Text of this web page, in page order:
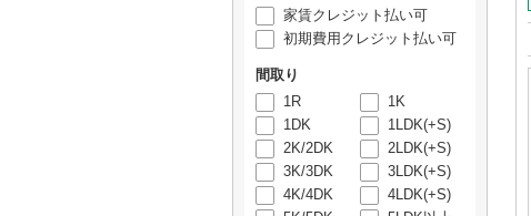
家賃クレジット払い可
初期費用クレジット払い可
間取り
1R
1K
1DK
1LDK(+S)
2K/2DK
2LDK(+S)
3K/3DK
3LDK(+S)
4K/4DK
4LDK(+S)